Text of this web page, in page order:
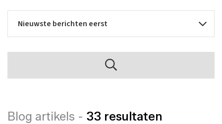
Blog artikels - 33 resultaten